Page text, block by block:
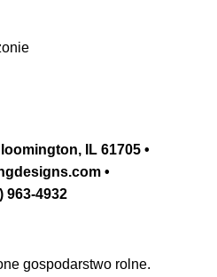
IL 61705 •
•
963-4932
gospodarstwo rolne.